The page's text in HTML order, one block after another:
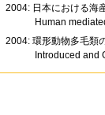
2004: 日本における海
Human
2004: 環形動物多毛類
Introduced and